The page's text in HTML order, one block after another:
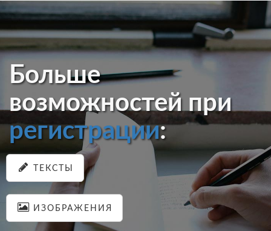
Больше
возможностей при
регистрации:
ТЕКСТЫ
ИЗОБРАЖЕНИЯ